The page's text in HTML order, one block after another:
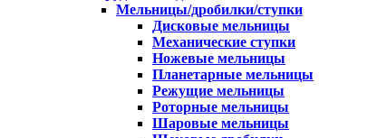
Мельницы/дробилки/ступки
Дисковые мельницы
Механические ступки
Ножевые мельницы
Планетарные мельницы
Режущие мельницы
Роторные мельницы
Шаровые мельницы